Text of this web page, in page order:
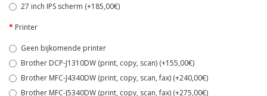
27 inch IPS scherm (+185,00€)
Printer
Geen bijkomende printer
Brother DCP-J1310DW (print, copy, scan) (+155,00€)
Brother MFC-J4340DW (print, copy, scan, fax) (+240,00€)
Brother MFC-J5340DW (print, copy, scan, fax) (+275,00€)